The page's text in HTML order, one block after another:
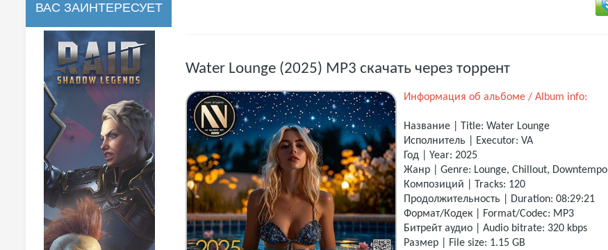
ВАС ЗАИНТЕРЕСУЕТ
Water Lounge (2025) MP3 скачать через торрент
Информация об альбоме / Album info:
Название | Title: Water Lounge
Исполнитель | Executor: VA
Год | Year: 2025
Жанр | Genre: Lounge, Chillout, Downtempo
Композиций | Tracks: 120
Продолжительность | Duration: 08:29:21
Формат/Кодек | Format/Codec: MP3
Битрейт аудио | Audio bitrate: 320 kbps
Размер | File size: 1.15 GB